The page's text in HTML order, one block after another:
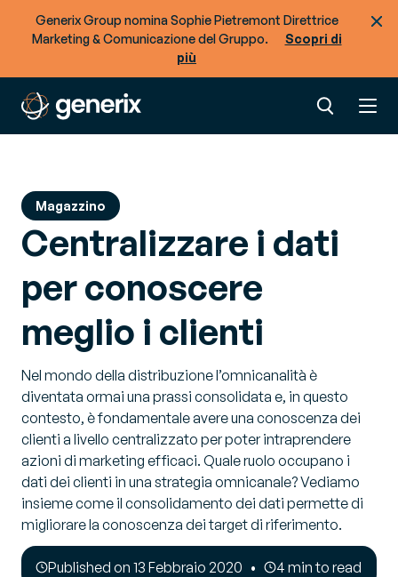
Generix Group nomina Sophie Pietremont Direttrice
Marketing & Comunicazione del Gruppo.
Scopri di
più
Magazzino
Centralizzare i dati
per conoscere
meglio i clienti
Nel mondo della distribuzione l’omnicanalità è
diventata ormai una prassi consolidata e, in questo
contesto, è fondamentale avere una conoscenza dei
clienti a livello centralizzato per poter intraprendere
azioni di marketing efficaci. Quale ruolo occupano i
dati dei clienti in una strategia omnicanale? Vediamo
insieme come il consolidamento dei dati permette di
migliorare la conoscenza dei target di riferimento.
Published on 13 Febbraio 2020 4 min to read